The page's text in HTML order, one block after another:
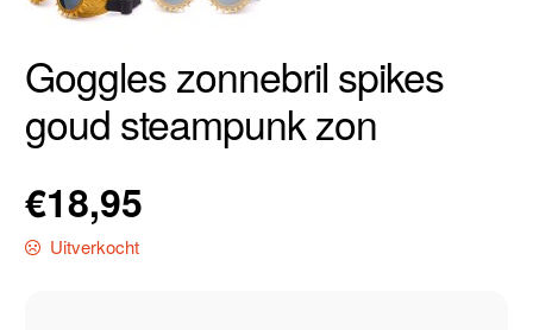
Goggles zonnebril spikes
goud steampunk zon
€18,95
Uitverkocht